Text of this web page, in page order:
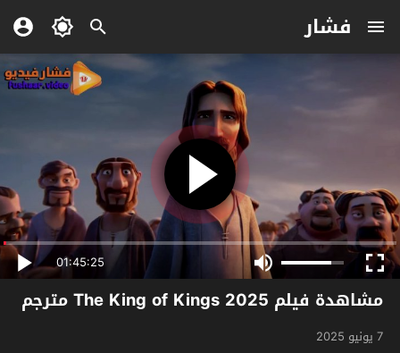
فشار
01:45:25
مشاهدة فيلم The King of Kings 2025 مترجم
7 يونيو 2025